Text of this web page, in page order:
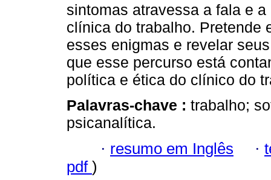
sintomas atravessa a fala e
clínica do trabalho. Pretende
esses enigmas e revelar
que esse percurso está
política e ética do clínico do
Palavras-chave : trabalho;
psicanalítica.
· resumo em Inglês ·
pdf )